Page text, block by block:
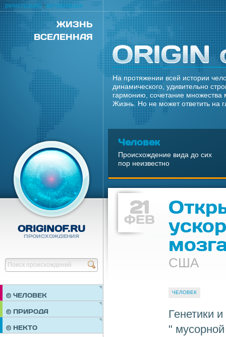
ЖИЗНЬ
ВСЕЛЕННАЯ
На протяжении всей истории
динамического, удивительно
гармонию, сочетание множества
Жизнь. Но не может ответить на
Человек
Происхождение вида до сих
пор неизвестно
ORIGINOF.RU
ПРОИСХОЖДЕНИЯ
© ЧЕЛОВЕК
ПРАЗДНИКИ
ОБЩЕСТВО
© ПРИРОДА
© НЕКТО
21
ФЕВ
США
ЧЕЛОВЕК
Генетики
"
регистрация|авторизация